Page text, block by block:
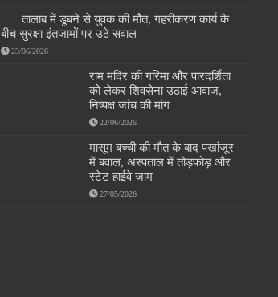
तालाब में डूबने से युवक की मौत, गहरीकरण कार्य के
बीच सुरक्षा इंतजामों पर उठे सवाल
23/06/2026
राम मंदिर की गरिमा और पारदर्शिता
को लेकर शिवसेना उठाई आवाज,
निष्पक्ष जांच की मांग
22/06/2026
मासूम बच्ची की मौत के बाद पखांजूर
में बवाल, अस्पताल में तोड़फोड़ और
स्टेट हाईवे जाम
27/05/2026